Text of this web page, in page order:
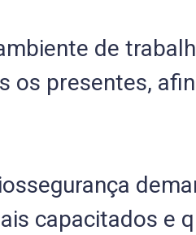
de
os presentes,
capacitados e